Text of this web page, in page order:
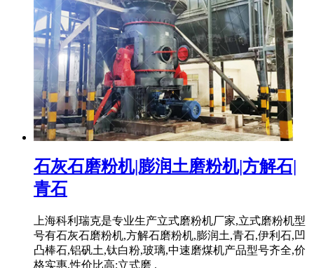
石灰石磨粉机|膨润土磨粉机|方解石|
青石
上海科利瑞克是专业生产立式磨粉机厂家,立式磨粉机型
号有石灰石磨粉机,方解石磨粉机,膨润土,青石,伊利石,凹
凸棒石,铝矾土,钛白粉,玻璃,中速磨煤机产品型号齐全,价
格实惠,性价比高;立式磨 .